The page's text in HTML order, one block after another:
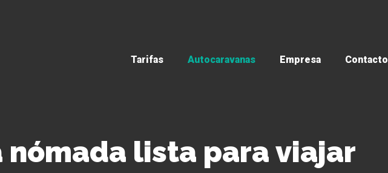
Tarifas Autocaravanas Empresa Contacto
nómada lista para viajar